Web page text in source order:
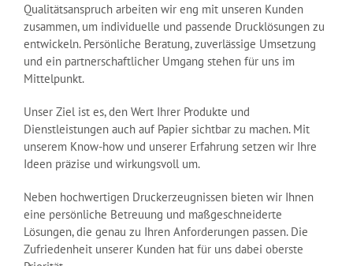
Qualitätsanspruch arbeiten wir eng mit unseren Kunden
zusammen, um individuelle und passende Drucklösungen zu
entwickeln. Persönliche Beratung, zuverlässige Umsetzung
und ein partnerschaftlicher Umgang stehen für uns im
Mittelpunkt.
Unser Ziel ist es, den Wert Ihrer Produkte und
Dienstleistungen auch auf Papier sichtbar zu machen. Mit
unserem Know-how und unserer Erfahrung setzen wir Ihre
Ideen präzise und wirkungsvoll um.
Neben hochwertigen Druckerzeugnissen bieten wir Ihnen
eine persönliche Betreuung und maßgeschneiderte
Lösungen, die genau zu Ihren Anforderungen passen. Die
Zufriedenheit unserer Kunden hat für uns dabei oberste